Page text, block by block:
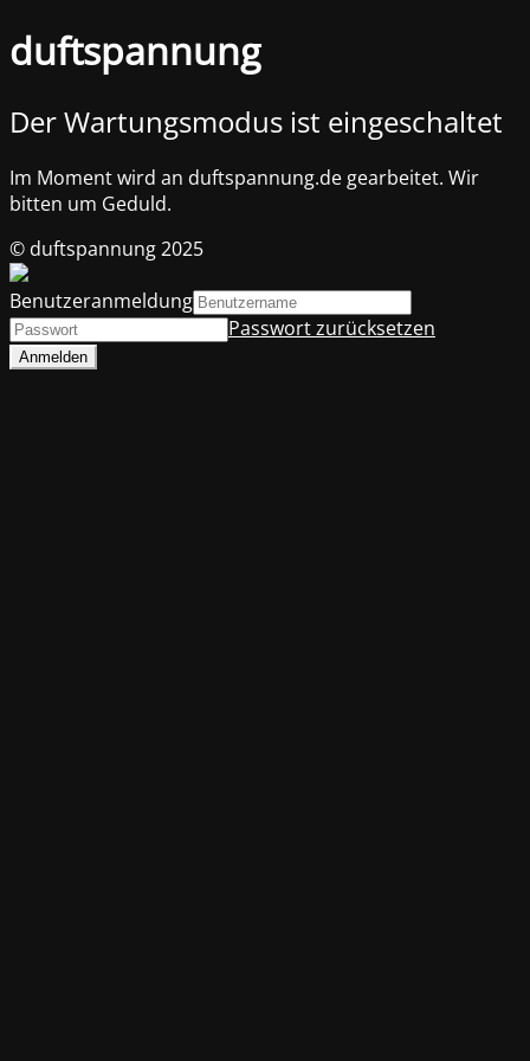
duftspannung
Der Wartungsmodus ist eingeschaltet
Im Moment wird an duftspannung.de gearbeitet. Wir
bitten um Geduld.
© duftspannung 2025
Benutzeranmeldung
Passwort zurücksetzen